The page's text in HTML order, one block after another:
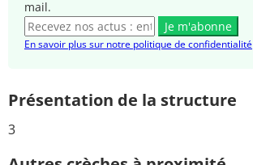
mail.
Je m'abonne
En savoir plus sur notre politique de confidentialité
Présentation de la structure
3